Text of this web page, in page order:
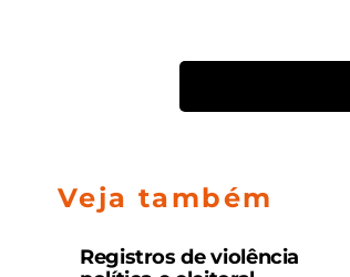
Veja também
Registros de violência